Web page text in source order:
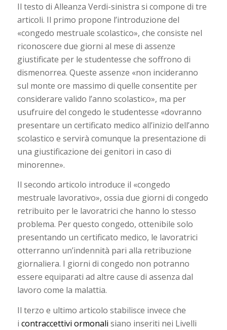
Il testo di Alleanza Verdi-sinistra si compone di tre
articoli. Il primo propone l’introduzione del
«congedo mestruale scolastico», che consiste nel
riconoscere due giorni al mese di assenze
giustificate per le studentesse che soffrono di
dismenorrea. Queste assenze «non incideranno
sul monte ore massimo di quelle consentite per
considerare valido l’anno scolastico», ma per
usufruire del congedo le studentesse «dovranno
presentare un certificato medico all’inizio dell’anno
scolastico e servirà comunque la presentazione di
una giustificazione dei genitori in caso di
minorenne».
Il secondo articolo introduce il «congedo
mestruale lavorativo», ossia due giorni di congedo
retribuito per le lavoratrici che hanno lo stesso
problema. Per questo congedo, ottenibile solo
presentando un certificato medico, le lavoratrici
otterranno un’indennità pari alla retribuzione
giornaliera. I giorni di congedo non potranno
essere equiparati ad altre cause di assenza dal
lavoro come la malattia.
Il terzo e ultimo articolo stabilisce invece che
i contraccettivi ormonali siano inseriti nei Livelli